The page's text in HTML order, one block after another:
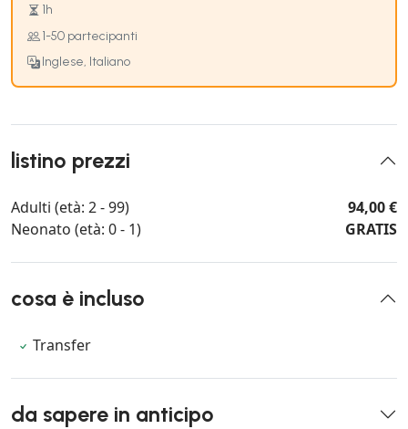
1h
1-50 partecipanti
Inglese, Italiano
listino prezzi
Adulti (età: 2 - 99)
94,00 €
Neonato (età: 0 - 1)
GRATIS
cosa è incluso
Transfer
da sapere in anticipo